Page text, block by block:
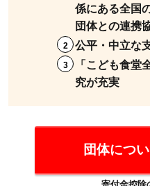
取り組
みを日
本で展
開
2.4
困
係にある全国
団体との連携
公平・中立な
「こども食堂
究が充実
団体につ